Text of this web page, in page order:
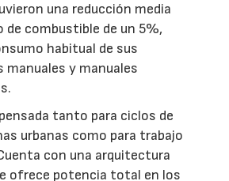
una reducción media
de combustible de un 5%,
habitual de sus
y manuales
tanto para ciclos de
urbanas como para trabajo
con una arquitectura
ofrece potencia total en los